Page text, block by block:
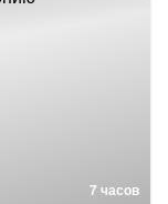
7 часов